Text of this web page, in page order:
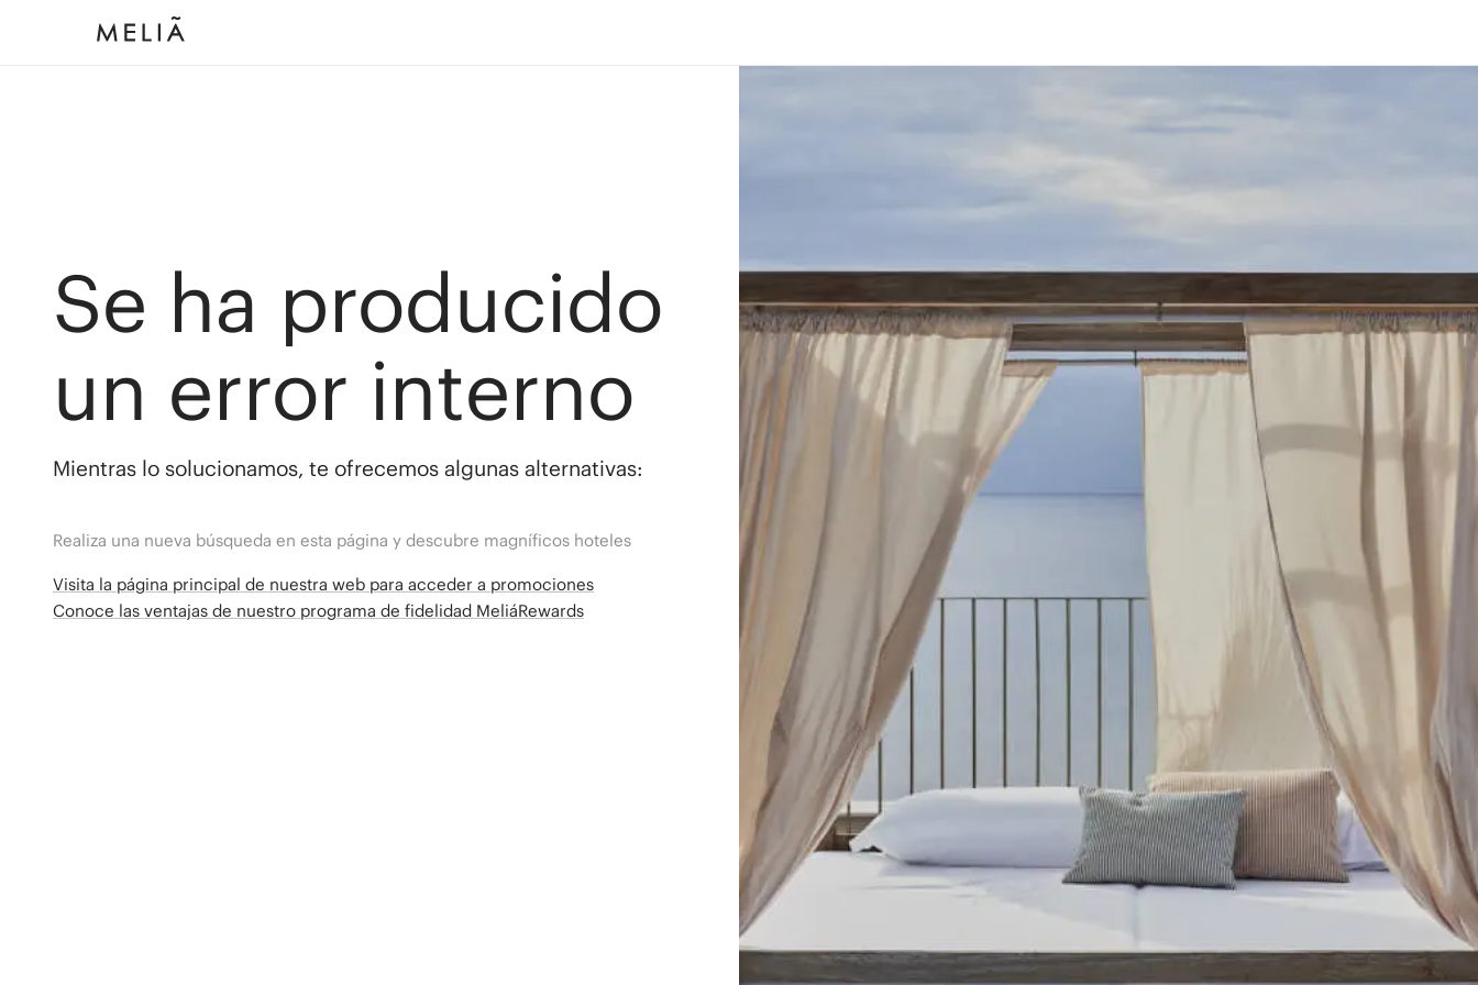
Se ha producido
un error interno
Mientras lo solucionamos, te ofrecemos algunas alternativas:
Realiza una nueva búsqueda en esta página y descubre magníficos hoteles
Visita la página principal de nuestra web para acceder a promociones
Conoce las ventajas de nuestro programa de fidelidad MeliáRewards